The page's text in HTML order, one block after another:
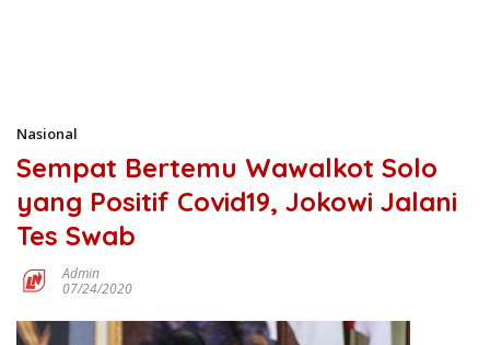
Nasional
Sempat Bertemu Wawalkot Solo
yang Positif Covid19, Jokowi Jalani
Tes Swab
Admin
07/24/2020